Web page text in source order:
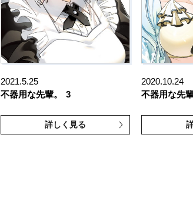
2021.5.25
不器用な先輩。
3
詳しく見る
2020.10.24
不器用な先輩